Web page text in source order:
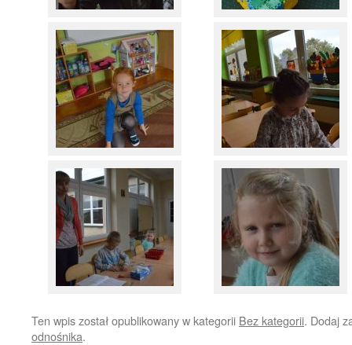
Ten wpis został opublikowany w kategorii Bez kategorii. Dodaj
odnośnika.